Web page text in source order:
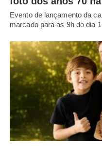
Evento de lançamento da
marcado para as 9h do dia